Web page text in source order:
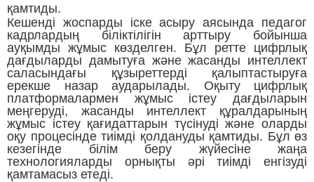
қамтиды.
Кешенді жоспарды іске асыру аясында педагог
кадрлардың біліктілігін арттыру бойынша
ауқымды жұмыс көзделген. Бұл ретте цифрлық
дағдыларды дамытуға және жасанды интеллект
саласындағы құзыреттерді қалыптастыруға
ерекше назар аударылады. Оқыту цифрлық
платформалармен жұмыс істеу дағдыларын
меңгеруді, жасанды интеллект құралдарының
жұмыс істеу қағидаттарын түсінуді және оларды
оқу процесінде тиімді қолдануды қамтиды. Бұл өз
кезегінде білім беру жүйесіне жаңа
технологияларды орнықты әрі тиімді енгізуді
қамтамасыз етеді.